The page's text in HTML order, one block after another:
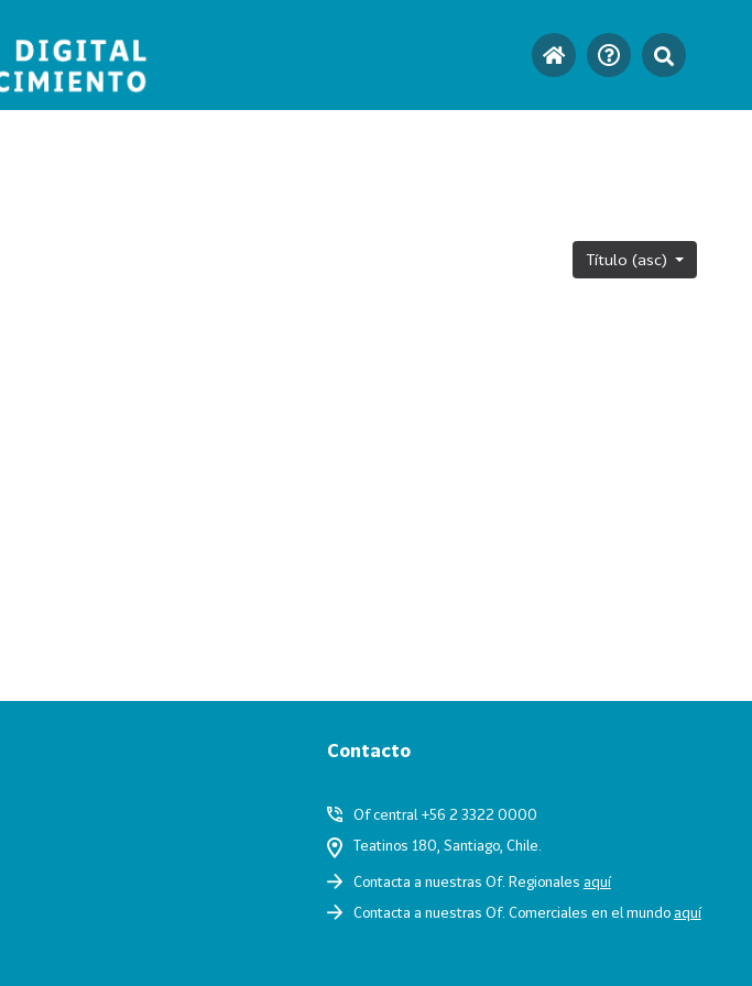
Título (asc)
Contacto
Of central +56 2 3322 0000
Teatinos 180, Santiago, Chile.
Contacta a nuestras Of. Regionales aquí
Contacta a nuestras Of. Comerciales en el mundoaquí